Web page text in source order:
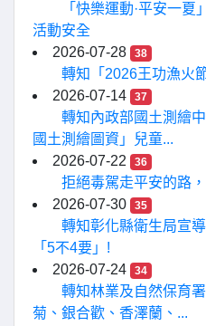
「快樂運動·平安一
活動安全
2026-07-28
38
轉知「2026王功漁火
2026-07-14
37
轉知內政部國土測繪
國土測繪圖資」兒童...
2026-07-22
36
拒絕毒駕走平安的路
2026-07-30
35
轉知彰化縣衛生局宣
「5不4要」!
2026-07-24
34
轉知林業及自然保育
菊、銀合歡、香澤蘭、...